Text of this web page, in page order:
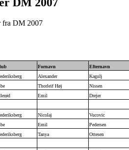
fra DM 2007
Fornavn
Efternavn
Alexander
Kagulj
Thorleif Høj
Nissen
Emil Drejer
Nicolaj
Vucovic
Emil
Pedersen
Tanya Ottesen